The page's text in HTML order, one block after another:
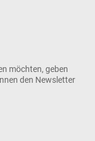
möchten, geben
den Newsletter